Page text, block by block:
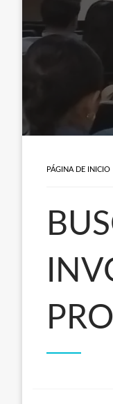
PÁGINA DE INICIO